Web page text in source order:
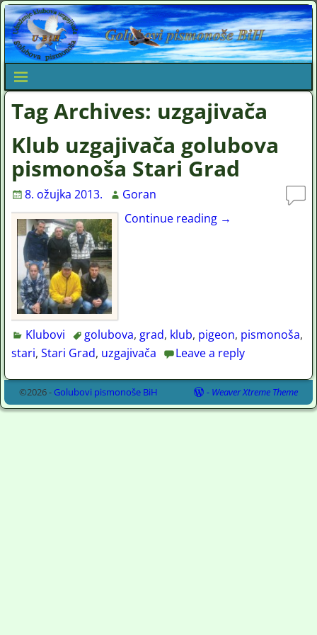
Tag Archives: uzgajivača
Klub uzgajivača golubova
pismonoša Stari Grad
8. ožujka 2013.
Goran
Continue reading →
Klubovi golubova, grad, klub, pigeon, pismonoša,
stari, Stari Grad, uzgajivača Leave a reply
©2026 - Golubovi pismonoše BiH - Weaver Xtreme Theme